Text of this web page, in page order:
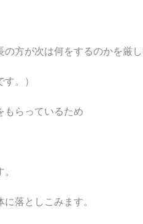
方が次は何をするのかを厳
。）
もらっているため
落としこみます。